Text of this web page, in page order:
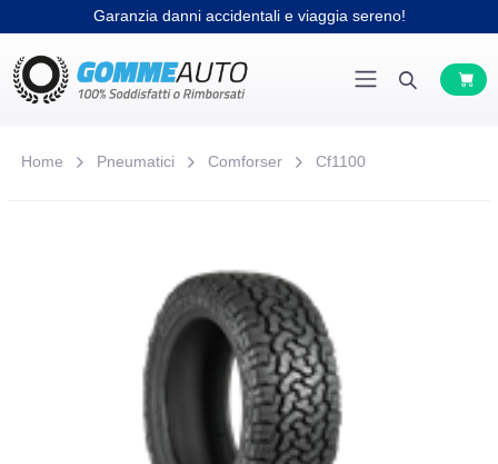
Home Pneumatici Comforser Cf1100